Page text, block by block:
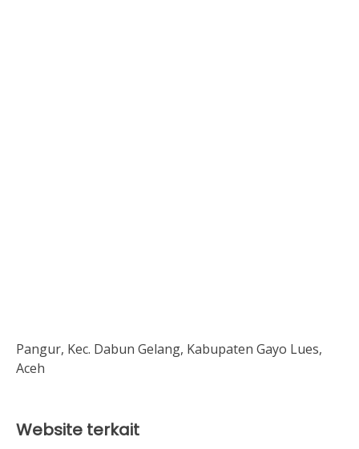
Pangur, Kec. Dabun Gelang, Kabupaten Gayo Lues,
Aceh
Website terkait